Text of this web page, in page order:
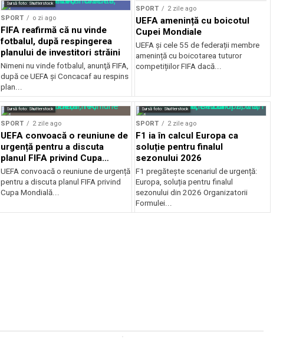
Sursă foto: Shutterstock
SPORT o zi ago
FIFA reafirmă că nu vinde
fotbalul, după respingerea
planului de investitori străini
Nimeni nu vinde fotbalul, anunţă FIFA,
după ce UEFA şi Concacaf au respins
plan...
SPORT 2 zile ago
UEFA amenință cu boicotul
Cupei Mondiale
UEFA și cele 55 de federații membre
amenință cu boicotarea tuturor
competițiilor FIFA dacă...
Sursă foto: Shutterstock
SPORT 2 zile ago
UEFA convoacă o reuniune de
urgență pentru a discuta
planul FIFA privind Cupa
Mondială
UEFA convoacă o reuniune de urgență
pentru a discuta planul FIFA privind
Cupa Mondială...
Sursă foto: Shutterstock
SPORT 2 zile ago
F1 ia în calcul Europa ca
soluție pentru finalul
sezonului 2026
F1 pregătește scenariul de urgență:
Europa, soluția pentru finalul
sezonului din 2026 Organizatorii
Formulei...